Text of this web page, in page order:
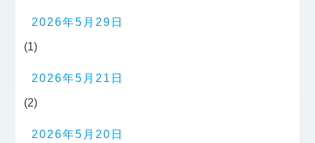
2026年5月29日
(1)
2026年5月21日
(2)
2026年5月20日